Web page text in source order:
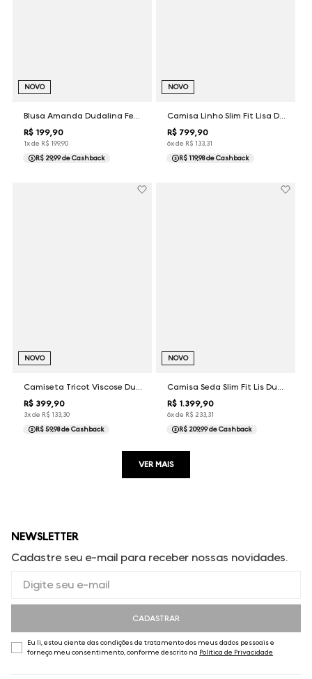
R$ 199 90
1x de R$ 199,90
NOVO
R$ 29,99de Cashback
R$ 799 90
6x de R$ 133,31
NOVO
R$ 119,98de Cashback
Camiseta Tricot Viscose Dudalina Masculina
R$ 399,90
3x de R$ 133,30
NOVO
R$ 59,98de Cashback
Camisa Seda Slim Fit Lis Dudalina Feminina
R$ 1.399,90
6x de R$ 233,31
NOVO
R$ 209,99de Cashback
VER MAIS
NEWSLETTER
Cadastre seu e-mail para receber nossas novidades.
CADASTRAR
Eu li, estou ciente das condições de tratamento dos meus dados pessoais e
forneço meu consentimento, conforme descrito na Política de Privacidade